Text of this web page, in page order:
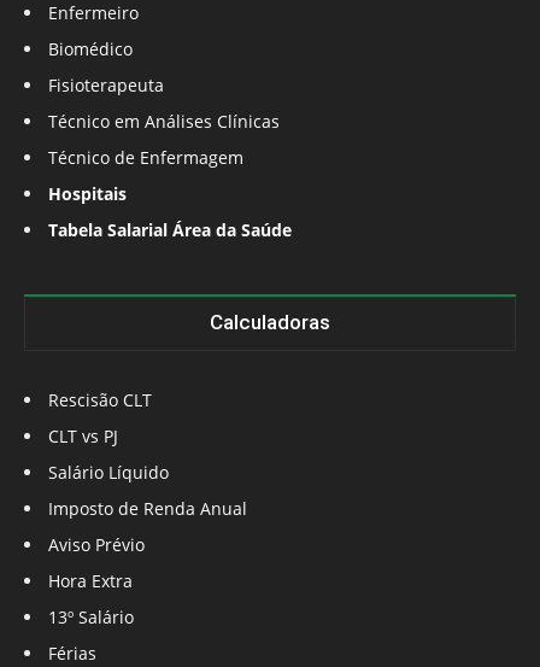
Enfermeiro
Biomédico
Fisioterapeuta
Técnico em Análises Clínicas
Técnico de Enfermagem
Hospitais
Tabela Salarial Área da Saúde
Calculadoras
Rescisão CLT
CLT vs PJ
Salário Líquido
Imposto de Renda Anual
Aviso Prévio
Hora Extra
13º Salário
Férias